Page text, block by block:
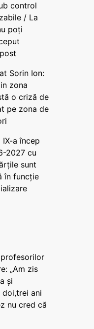
control
/ La
poți
Sorin Ion:
zona
o criză de
pe zona de
IX-a încep
2027 cu
sunt
în funcție
„Am zis
și
doi,trei ani
nu cred că